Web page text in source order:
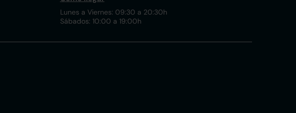
Lunes a Viernes: 09:30 a 20:30h
Sábados: 10:00 a 19:00h